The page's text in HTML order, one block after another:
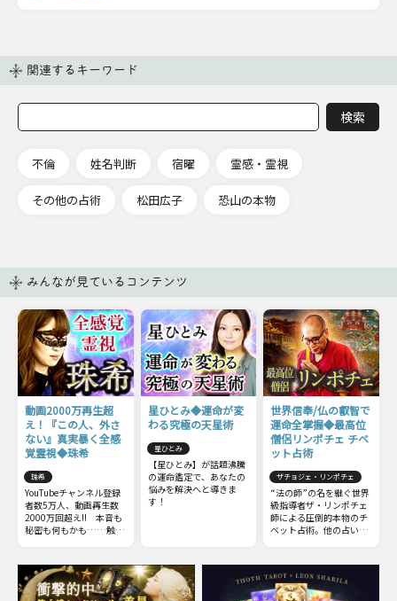
関連するキーワード
不倫 姓名判断 宿曜 霊感・霊視
その他の占術 松田広子 恐山の本物
みんなが見ているコンテンツ
動画2000万再生超
え！『この人、外さ
ない』真実暴く全感
覚霊視◆珠希
珠希
YouTubeチャンネル登録
者数5万人、動画再生数
2000万回超え!! 本音も
秘密も何もかも……触れ
覚霊視をご体感下さい。
星ひとみ◆運命が変
わる究極の天星術
星ひとみ
【星ひとみ】が話題沸騰
の運命鑑定で、あなたの
悩みを解決へと導きま
す！
世界信奉/仏の叡智で
運命全掌握◆最高位
僧侶リンポチェ チベ
ット占術
ザチョジェ・リンポチェ
“法の師”の名を継ぐ世界
級指導者ザ・リンポチェ
師による圧倒的本物のチ
ベット占術。他の占いと
ょう。